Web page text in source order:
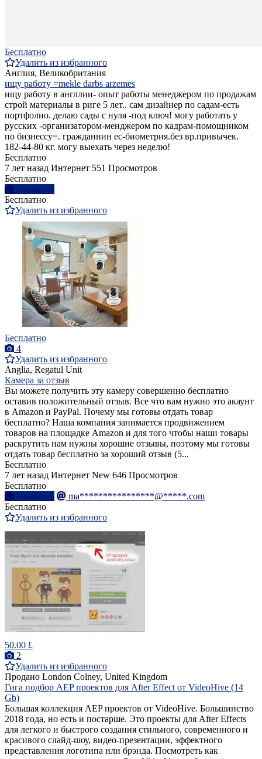
Бесплатно
Удалить из избранного
Англия, Великобритания
ищу работу =mekle darbs arzemes
ищу работу в англлии- опыт работы менеджером по продажам
строй материалы в риге 5 лет.. сам дизайнер по садам-есть
портфолио. делаю сады с нуля -под ключ! могу работать у
русских -организатором-менджером по кадрам-помощником
по бизнессу=. гражданнин ес-биометрия.без вр.привычек.
182-44-80 кг. могу выехать через неделю!
Бесплатно
7 лет назад Интернет 551 Просмотров
Бесплатно
Написать
Бесплатно
Удалить из избранного
Бесплатно
4
Удалить из избранного
Anglia, Regatul Unit
Камера за отзыв
Вы можете получить эту камеру совершенно бесплатно
оставив положительный отзыв. Все что вам нужно это акаунт
в Amazon и PayPal. Почему мы готовы отдать товар
бесплатно? Наша компания занимается продвижением
товаров на площадке Amazon и для того чтобы наши товары
раскрутить нам нужны хорошие отзывы, поэтому мы готовы
отдать товар бесплатно за хороший отзыв (5...
Бесплатно
7 лет назад Интернет New 646 Просмотров
Бесплатно
Написать
ma****************@*****.com
Бесплатно
Удалить из избранного
50.00 £
2
Удалить из избранного
Продано London Colney, United Kingdom
Гига подбор AEP проектов для After Effect от VideoHive (14
Gb)
Большая коллекция AEP проектов от VideoHive. Большинство
2018 года, но есть и постарше. Это проекты для After Effects
для легкого и быстрого создания стильного, современного и
красивого слайд-шоу, видео-презентации, эффектного
представления логотипа или брэнда. Посмотреть как